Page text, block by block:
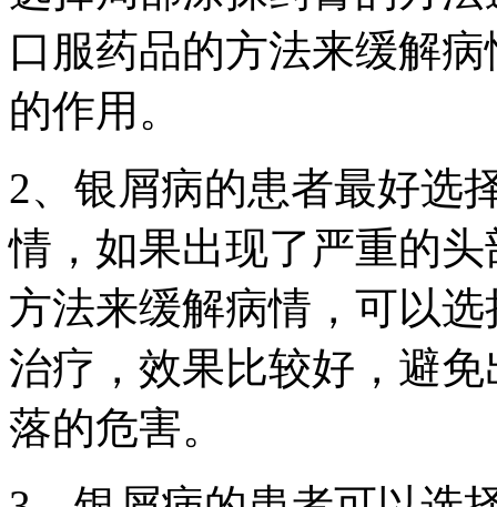
口服药品的方法来缓解
的作用。
2、银屑病的患者最好选
情，如果出现了严重的
方法来缓解病情，可以
治疗，效果比较好，避
落的危害。